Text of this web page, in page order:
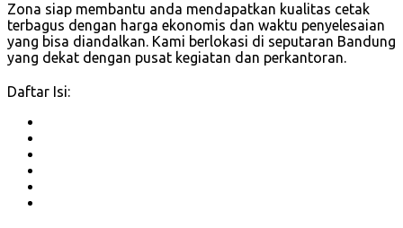
Zona siap membantu anda mendapatkan kualitas cetak
terbagus dengan harga ekonomis dan waktu penyelesaian
yang bisa diandalkan. Kami berlokasi di seputaran Bandung
yang dekat dengan pusat kegiatan dan perkantoran.
Daftar Isi: